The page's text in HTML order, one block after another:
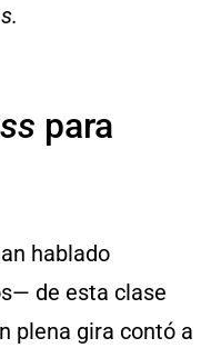
para
hablado
de esta clase
plena gira contó a